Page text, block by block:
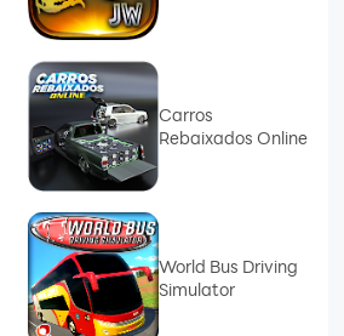
Carros
Rebaixados Online
World Bus Driving
Simulator